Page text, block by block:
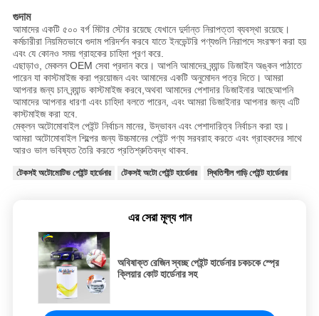
গুদাম
আমাদের একটি ৫০০ বর্গ মিটার স্টোর রয়েছে যেখানে দুর্দান্ত নিরাপত্তা ব্যবস্থা রয়েছে।
কর্মচারীরা নিয়মিতভাবে গুদাম পরিদর্শন করবে যাতে ইনভেন্টরি পণ্যগুলি নিরাপদে সংরক্ষণ করা হয়
এবং যে কোনও সময় গ্রাহকের চাহিদা পূরণ করে.
এছাড়াও, মেকলন OEM সেবা প্রদান করে। আপনি আমাদের ব্র্যান্ড ডিজাইন অঙ্কন পাঠাতে
পারেন যা কাস্টমাইজ করা প্রয়োজন এবং আমাদের একটি অনুমোদন পত্র দিতে। আমরা
আপনার জন্য চান ব্র্যান্ড কাস্টমাইজ করবে,অথবা আমাদের পেশাদার ডিজাইনার আছেআপনি
আমাদের আপনার ধারণা এবং চাহিদা বলতে পারেন, এবং আমরা ডিজাইনার আপনার জন্য এটি
কাস্টমাইজ করা হবে.
মেক্লন অটোমোবাইল পেইন্ট নির্বাচন মানের, উদ্ভাবন এবং পেশাদারিত্ব নির্বাচন করা হয়।
আমরা অটোমোবাইল শিল্পের জন্য উচ্চমানের পেইন্ট পণ্য সরবরাহ করতে এবং গ্রাহকদের সাথে
আরও ভাল ভবিষ্যত তৈরি করতে প্রতিশ্রুতিবদ্ধ থাকব.
টেকসই অটোমোটিভ পেইন্ট হার্ডেনার টেকসই অটো পেইন্ট হার্ডেনার স্থিতিশীল গাড়ি পেইন্ট হার্ডেনার
এর সেরা মূল্য পান
অবিষাক্ত রেজিন স্বচ্ছ পেইন্ট হার্ডেনার চকচকে স্প্রে
ক্লিয়ার কোট হার্ডেনার সহ